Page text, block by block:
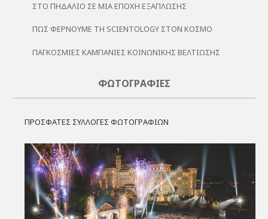
ΣΤΟ ΠΗΔΆΛΙΟ ΣΕ ΜΙΑ ΕΠΟΧΉ ΕΞΆΠΛΩΣΗΣ
ΠΏΣ ΦΈΡΝΟΥΜΕ ΤΗ SCIENTOLOGY ΣΤΟΝ ΚΌΣΜΟ
ΠΑΓΚΌΣΜΙΕΣ ΚΑΜΠΆΝΙΕΣ ΚΟΙΝΩΝΙΚΉΣ ΒΕΛΤΊΩΣΗΣ
ΦΩΤΟΓΡΑΦΊΕΣ
ΠΡΟΣΦΑΤΕΣ ΣΥΛΛΟΓΕΣ ΦΩΤΟΓΡΑΦΙΩΝ